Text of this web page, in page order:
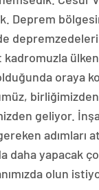
Deprem
kadromuzla
oraya
geliyor.
adımları
daha yapacak
olun